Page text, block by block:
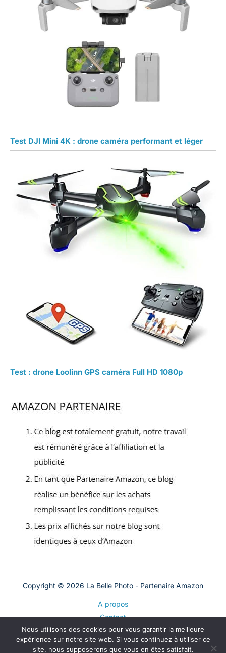
Test DJI Mini 4K : drone caméra performant et léger
Test : drone Loolinn GPS caméra Full HD 1080p
Copyright © 2026 La Belle Photo - Partenaire Amazon
A propos
Contact
Plan du site
Mentions légales
Nous utilisons des cookies pour vous garantir la meilleure
expérience sur notre site web. Si vous continuez à utiliser ce
site, nous supposerons que vous en êtes satisfait.